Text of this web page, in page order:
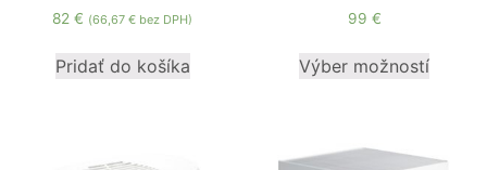
82€ (66,67€ bez DPH)
Pridať do košíka
99 €
Výber možností
as possible
visit. If you
disappear from